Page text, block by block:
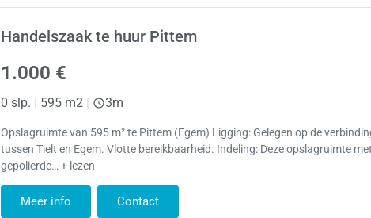
Handelszaak te huur Pittem
1.000 €
0 slp. 595 m2 3m
Opslagruimte van 595 m² te Pittem (Egem) Ligging: Gelegen op de
tussen Tielt en Egem. Vlotte bereikbaarheid. Indeling: Deze opslagruimte met
gepolierde… + lezen
Meer info Contact